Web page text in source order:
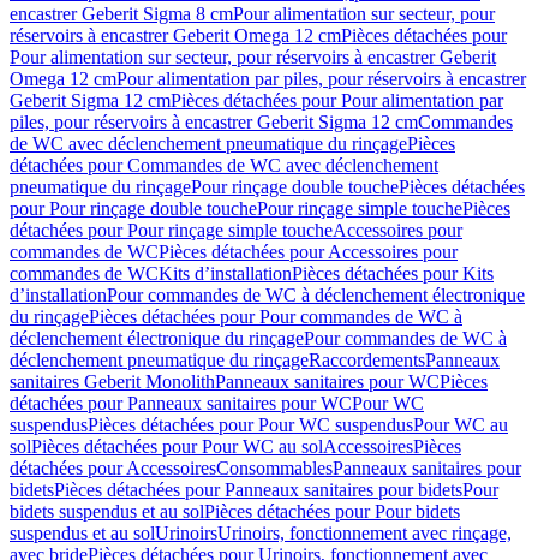
encastrer Geberit Sigma 8 cmPour alimentation sur secteur, pour
réservoirs à encastrer Geberit Omega 12 cmPièces détachées pour
Pour alimentation sur secteur, pour réservoirs à encastrer Geberit
Omega 12 cmPour alimentation par piles, pour réservoirs à encastrer
Geberit Sigma 12 cmPièces détachées pour Pour alimentation par
piles, pour réservoirs à encastrer Geberit Sigma 12 cmCommandes
de WC avec déclenchement pneumatique du rinçagePièces
détachées pour Commandes de WC avec déclenchement
pneumatique du rinçagePour rinçage double touchePièces détachées
pour Pour rinçage double touchePour rinçage simple touchePièces
détachées pour Pour rinçage simple toucheAccessoires pour
commandes de WCPièces détachées pour Accessoires pour
commandes de WCKits d’installationPièces détachées pour Kits
d’installationPour commandes de WC à déclenchement électronique
du rinçagePièces détachées pour Pour commandes de WC à
déclenchement électronique du rinçagePour commandes de WC à
déclenchement pneumatique du rinçageRaccordementsPanneaux
sanitaires Geberit MonolithPanneaux sanitaires pour WCPièces
détachées pour Panneaux sanitaires pour WCPour WC
suspendusPièces détachées pour Pour WC suspendusPour WC au
solPièces détachées pour Pour WC au solAccessoiresPièces
détachées pour AccessoiresConsommablesPanneaux sanitaires pour
bidetsPièces détachées pour Panneaux sanitaires pour bidetsPour
bidets suspendus et au solPièces détachées pour Pour bidets
suspendus et au solUrinoirsUrinoirs, fonctionnement avec rinçage,
avec bridePièces détachées pour Urinoirs, fonctionnement avec